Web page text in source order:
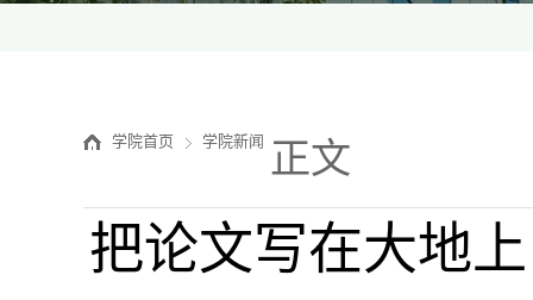
学院首页 学院新闻 正文
把论文写在大地